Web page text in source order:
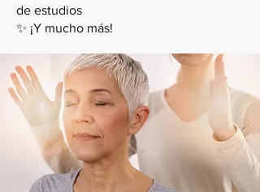
de estudios
✨ ¡Y mucho más!